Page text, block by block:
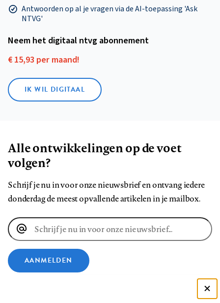
Antwoorden op al je vragen via de AI-toepassing 'Ask
NTVG'
Neem het digitaal ntvg abonnement
€ 15,93 per maand!
IK WIL DIGITAAL
Alle ontwikkelingen op de voet
volgen?
Schrijf je nu in voor onze nieuwsbrief en ontvang iedere
donderdag de meest opvallende artikelen in je mailbox.
E-
mailadres
AANMELDEN